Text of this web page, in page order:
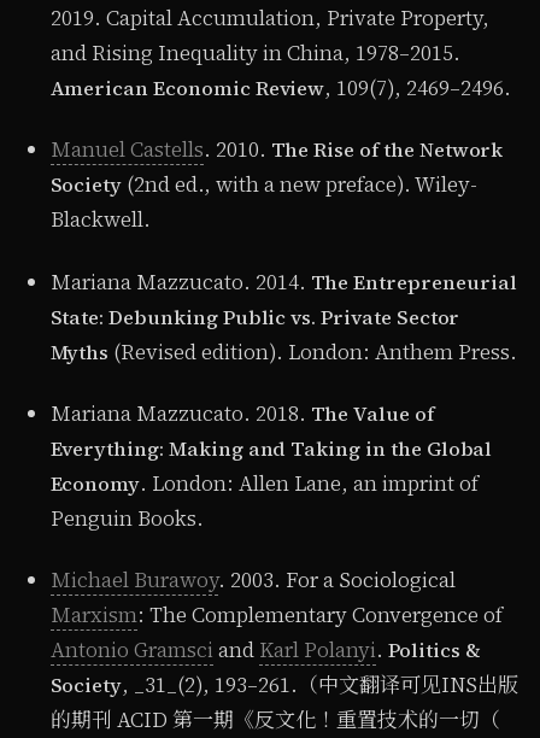
2019. Capital Accumulation, Private Property,
and Rising Inequality in China, 1978–2015.
American Economic Review, 109(7), 2469–2496.
Manuel Castells. 2010. The Rise of the Network
Society (2nd ed., with a new preface). Wiley-
Blackwell.
Mariana Mazzucato. 2014. The Entrepreneurial
State: Debunking Public vs. Private Sector
Myths (Revised edition). London: Anthem Press.
Mariana Mazzucato. 2018. The Value of
Everything: Making and Taking in the Global
Economy. London: Allen Lane, an imprint of
Penguin Books.
Michael Burawoy. 2003. For a Sociological
Marxism: The Complementary Convergence of
Antonio Gramsci and Karl Polanyi. Politics &
Society, _31_(2), 193–261.（中文翻译可见INS出版
的期刊 ACID 第一期《反⽂化！重置技术的一切（